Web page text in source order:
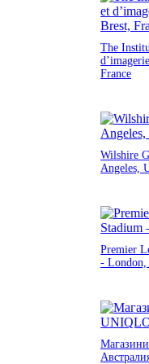
The
France
Wilshire
Angeles,
Premier
-